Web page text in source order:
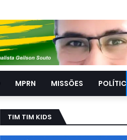
MPRN MISSÕES POLÍTICA
TIM TIM KIDS